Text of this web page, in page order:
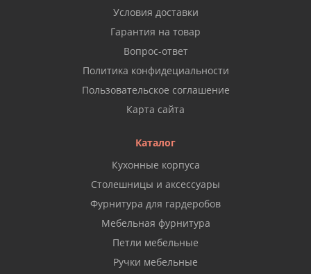
Условия доставки
Гарантия на товар
Вопрос-ответ
Политика конфидециальности
Пользовательское соглашение
Карта сайта
Каталог
Кухонные корпуса
Столешницы и аксессуары
Фурнитура для гардеробов
Мебельная фурнитура
Петли мебельные
Ручки мебельные